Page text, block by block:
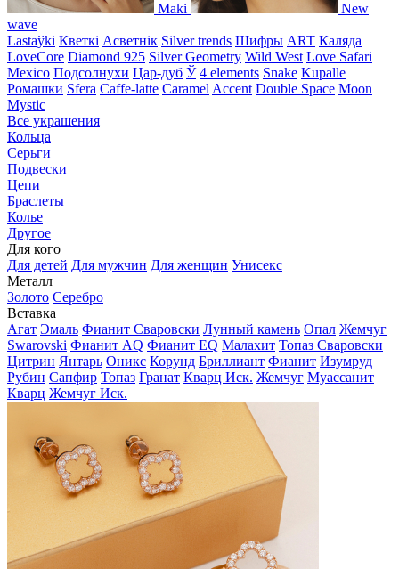
Maki
New
wave
Lastaўki Кветкі Асветнiк Silver trends Шифры ART Каляда
LoveCore Diamond 925 Silver Geometry Wild West Love Safari
Mexico Подсолнухи Цар-дуб Ў 4 elements Snake Kupalle
Ромашки Sfera Caffe-latte Caramel Accent Double Space Moon
Mystic
Все украшения
Кольца
Серьги
Подвески
Цепи
Браслеты
Колье
Другое
Для кого
Для детей Для мужчин Для женщин Унисекс
Металл
Золото Серебро
Вставка
Агат Эмаль Фианит Сваровски Лунный камень Опал Жемчуг
Swarovski Фианит AQ Фианит EQ Малахит Топаз Сваровски
Цитрин Янтарь Оникс Корунд Бриллиант Фианит Изумруд
Рубин Сапфир Топаз Гранат Кварц Иск. Жемчуг Муассанит
Кварц Жемчуг Иск.